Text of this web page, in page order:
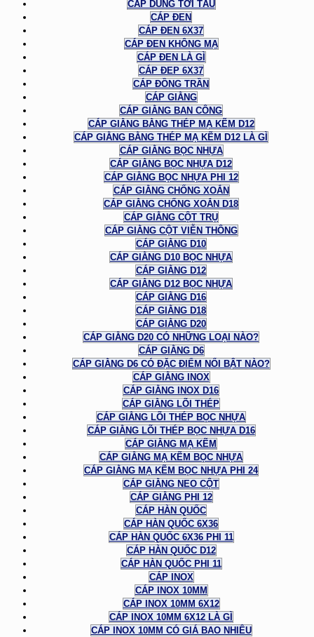
CÁP DÙNG TỜI TÀU
CÁP ĐEN
CÁP ĐEN 6X37
CÁP ĐEN KHÔNG MẠ
CÁP ĐEN LÀ GÌ
CÁP ĐEP 6X37
CÁP ĐỒNG TRẦN
CÁP GIẰNG
CÁP GIẰNG BAN CÔNG
CÁP GIẰNG BẰNG THÉP MẠ KẼM D12
CÁP GIẰNG BẰNG THÉP MẠ KẼM D12 LÀ GÌ
CÁP GIẰNG BỌC NHỰA
CÁP GIẰNG BỌC NHỰA D12
CÁP GIẰNG BỌC NHỰA PHI 12
CÁP GIẰNG CHỐNG XOẮN
CÁP GIẰNG CHỐNG XOẮN D18
CÁP GIẰNG CỘT TRỤ
CÁP GIẰNG CỘT VIỄN THÔNG
CÁP GIẰNG D10
CÁP GIẰNG D10 BỌC NHỰA
CÁP GIẰNG D12
CÁP GIẰNG D12 BỌC NHỰA
CÁP GIẰNG D16
CÁP GIẰNG D18
CÁP GIẰNG D20
CÁP GIẰNG D20 CÓ NHỮNG LOẠI NÀO?
CÁP GIẰNG D6
CÁP GIẰNG D6 CÓ ĐẶC ĐIỂM NỔI BẬT NÀO?
CÁP GIẰNG INOX
CÁP GIẰNG INOX D16
CÁP GIẰNG LÕI THÉP
CÁP GIẰNG LÕI THÉP BỌC NHỰA
CÁP GIẰNG LÕI THÉP BỌC NHỰA D16
CÁP GIẰNG MẠ KẼM
CÁP GIẰNG MẠ KẼM BỌC NHỰA
CÁP GIẰNG MẠ KẼM BỌC NHỰA PHI 24
CÁP GIẰNG NEO CỘT
CÁP GIẰNG PHI 12
CÁP HÀN QUỐC
CÁP HÀN QUỐC 6X36
CÁP HÀN QUỐC 6X36 PHI 11
CÁP HÀN QUỐC D12
CÁP HÀN QUỐC PHI 11
CÁP INOX
CÁP INOX 10MM
CÁP INOX 10MM 6X12
CÁP INOX 10MM 6X12 LÀ GÌ
CÁP INOX 10MM CÓ GIÁ BAO NHIÊU